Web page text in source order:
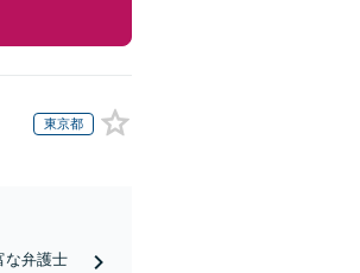
東京都
な弁護士